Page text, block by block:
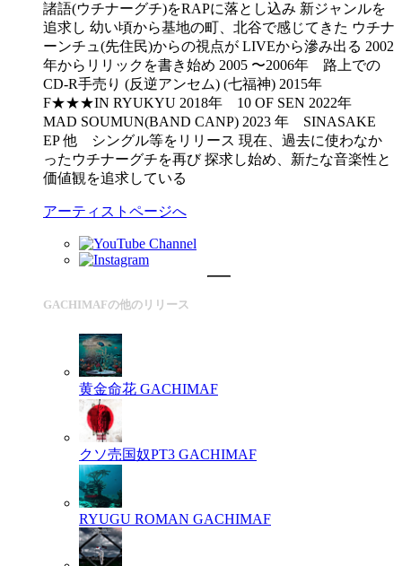
諸語(ウチナーグチ)をRAPに落とし込み 新ジャンルを
追求し 幼い頃から基地の町、北谷で感じてきた ウチナ
ーンチュ(先住民)からの視点が LIVEから滲み出る 2002
年からリリックを書き始め 2005 〜2006年 路上での
CD-R手売り (反逆アンセム) (七福神) 2015年
F★★★IN RYUKYU 2018年 10 OF SEN 2022年
MAD SOUMUN(BAND CANP) 2023 年 SINASAKE
EP 他 シングル等をリリース 現在、過去に使わなか
ったウチナーグチを再び 探求し始め、新たな音楽性と
価値観を追求している
アーティストページへ
GACHIMAFの他のリリース
黄金命花 GACHIMAF
クソ売国奴PT3 GACHIMAF
RYUGU ROMAN GACHIMAF